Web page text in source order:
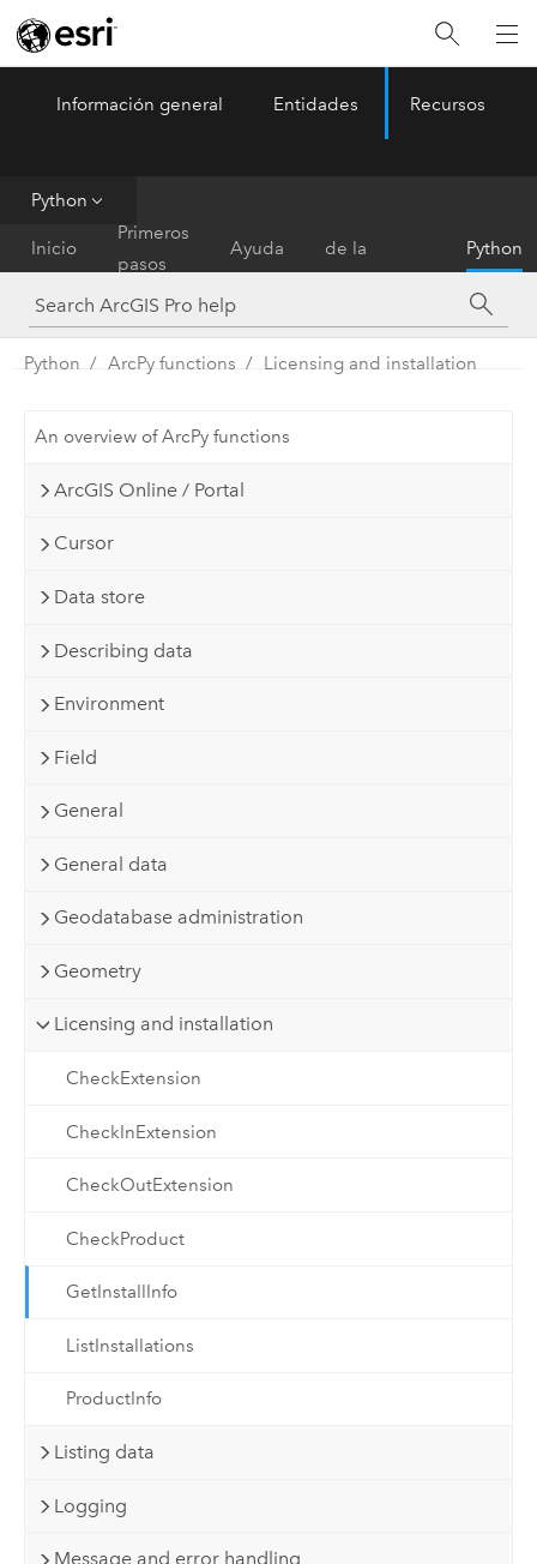
ArcGIS Pro Menu
Información general Entidades Recursos
Python
Inicio
Primeros
pasos
Ayuda
de la
herramienta
Python
Python ArcPy functions Licensing and installation
An overview of ArcPy functions
ArcGIS Online / Portal
Cursor
Data store
Describing data
Environment
Field
General
General data
Geodatabase administration
Geometry
Licensing and installation
CheckExtension
CheckInExtension
CheckOutExtension
CheckProduct
GetInstallInfo
ListInstallations
ProductInfo
Listing data
Logging
Message and error handling